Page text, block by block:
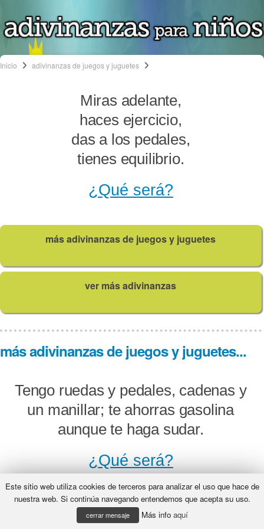
Inicio adivinanzas de juegos y juguetes
Miras adelante,
haces ejercicio,
das a los pedales,
tienes equilibrio.
¿Qué será?
más adivinanzas de juegos y juguetes
ver más adivinanzas
más adivinanzas de juegos y juguetes...
Tengo ruedas y pedales, cadenas y
un manillar; te ahorras gasolina
aunque te haga sudar.
¿Qué será?
Culebrinas de papel de varias
Este sitio web utiliza cookies de terceros para analizar el uso que hace de
nuestra web. Si continúa navegando entendemos que acepta su uso.
cerrar mensaje Más info aquí